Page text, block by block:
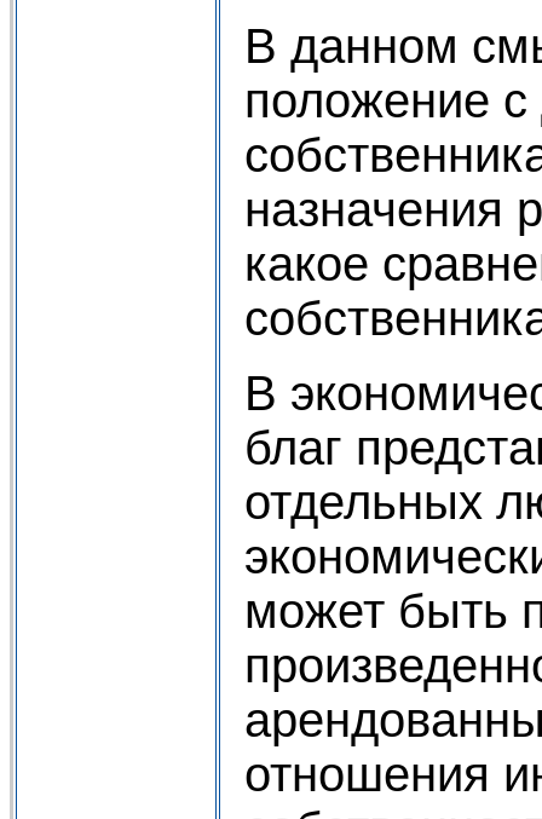
В данном
положение с
назначения
какое
В
благ
отдельных
может быть
отношения